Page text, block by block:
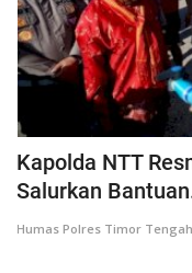
Kapolda NTT
Salurkan
Humas Polres Timor